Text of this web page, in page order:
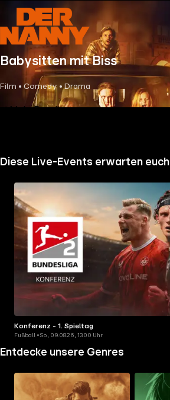
Babysitten mit Biss
Film • Comedy • Drama
Mehr Details
Diese Live-Events erwarten euch
Konferenz - 1. Spieltag
Fußball • So., 09.08.26, 13:00 Uhr
Entdecke unsere Genres